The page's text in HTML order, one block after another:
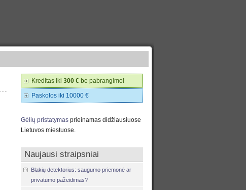
Kreditas iki 300 € be pabrangimo!
Paskolos iki 10000 €
Gėlių pristatymas prieinamas didžiausiuose
Lietuvos miestuose.
Naujausi straipsniai
Blakių detektorius: saugumo priemonė ar
privatumo pažeidimas?